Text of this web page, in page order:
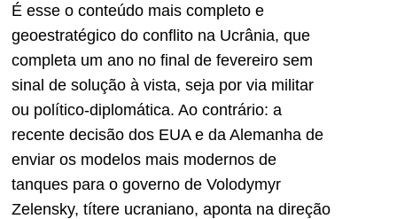
É esse o conteúdo mais completo e
geoestratégico do conflito na Ucrânia, que
completa um ano no final de fevereiro sem
sinal de solução à vista, seja por via militar
ou político-diplomática. Ao contrário: a
recente decisão dos EUA e da Alemanha de
enviar os modelos mais modernos de
tanques para o governo de Volodymyr
Zelensky, títere ucraniano, aponta na direção